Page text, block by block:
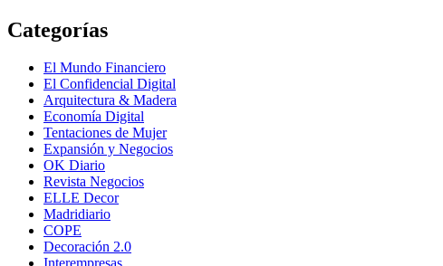
Categorías
El Mundo Financiero
El Confidencial Digital
Arquitectura & Madera
Economía Digital
Tentaciones de Mujer
Expansión y Negocios
OK Diario
Revista Negocios
ELLE Decor
Madridiario
COPE
Decoración 2.0